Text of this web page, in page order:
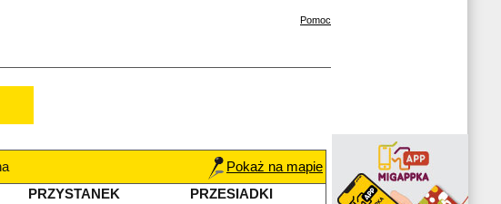
Pomoc
Pokaż na mapie
PRZYSTANEK
PRZESIADKI